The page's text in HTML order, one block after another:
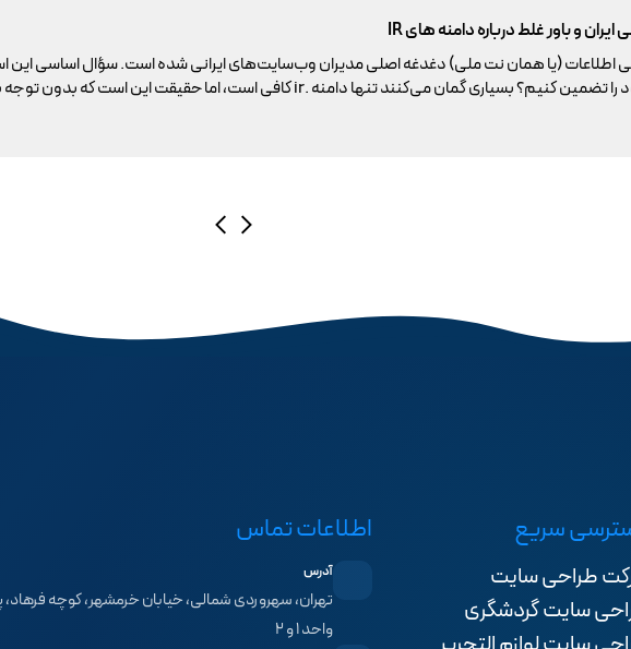
اطلاعات (یا همان نت ملی) دغدغه اصلی مدیران وب‌سایت‌های ایرانی شده است. سؤال اساسی این
سریع
طراحی سایت
سایت گردشگری
اطلاعات تماس
آدرس
واحد ۱ و ۲